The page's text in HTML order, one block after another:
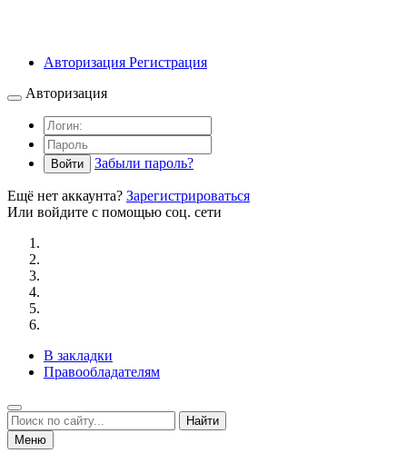
Авторизация Регистрация
Авторизация
Войти Забыли пароль?
Ещё нет аккаунта? Зарегистрироваться
Или войдите с помощью соц. сети
В закладки
Правообладателям
Найти
Меню